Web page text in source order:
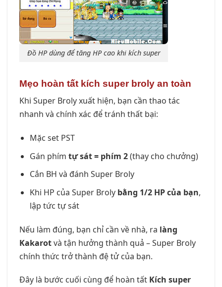
Đồ HP dùng để tăng HP cao khi kích super
Mẹo hoàn tất kích super broly an toàn
Khi Super Broly xuất hiện, bạn cần thao tác
nhanh và chính xác để tránh thất bại:
Mặc set PST
Gán phím tự sát = phím 2(thay cho chưởng)
Cắn BH và đánh Super Broly
Khi HP của Super Broly bằng 1/2 HP của bạn,
lập tức tự sát
Nếu làm đúng, bạn chỉ cần về nhà, ra làng
Kakarotvà tận hưởng thành quả – Super Broly
chính thức trở thành đệ tử của bạn.
Đây là bước cuối cùng để hoàn tất Kích super